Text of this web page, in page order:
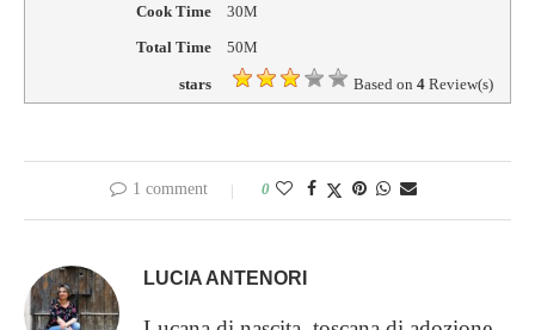
Cook Time 30M
Total Time 50M
stars Based on 4 Review(s)
1 comment 0
LUCIA ANTENORI